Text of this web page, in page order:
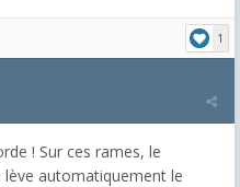
1
! Sur ces rames, le
automatiquement le